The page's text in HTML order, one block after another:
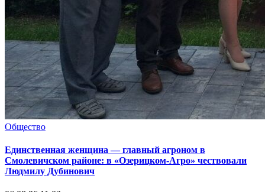
Общество
Единственная женщина — главный агроном в
Смолевичском районе: в «Озерицком-Агро» чествовали
Людмилу Дубинович